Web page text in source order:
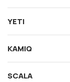
YETI
KAMIQ
SCALA